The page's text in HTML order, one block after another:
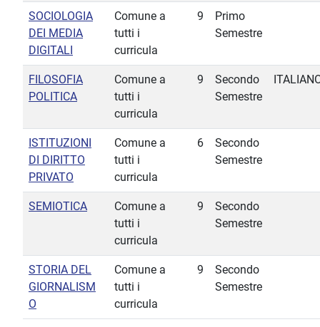
SOCIOLOGIA
DEI MEDIA
DIGITALI
Comune a
tutti i
curricula
9
Primo
Semestre
FILOSOFIA
POLITICA
Comune a
tutti i
curricula
9
Secondo
Semestre
ISTITUZIONI
DI DIRITTO
PRIVATO
Comune a
tutti i
curricula
6
Secondo
Semestre
SEMIOTICA
Comune a
tutti i
curricula
9
Secondo
Semestre
STORIA DEL
GIORNALISM
O
Comune a
tutti i
curricula
9
Secondo
Semestre